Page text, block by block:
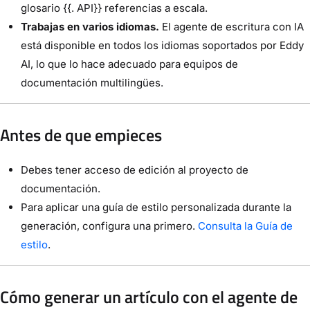
glosario {{. API}} referencias a escala.
Trabajas en varios idiomas. El agente de escritura con IA
está disponible en todos los idiomas soportados por Eddy
AI, lo que lo hace adecuado para equipos de
documentación multilingües.
Antes de que empieces
Debes tener acceso de edición al proyecto de
documentación.
Para aplicar una guía de estilo personalizada durante la
generación, configura una primero. Consulta la Guía de
estilo.
Cómo generar un artículo con el agente de